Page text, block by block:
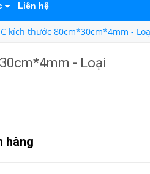
Liên hệ
kích thước 80cm*30cm*4mm -
- Loại
hàng